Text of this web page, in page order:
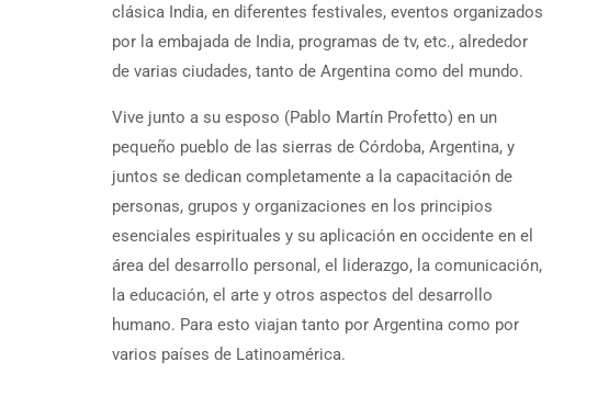
clásica India, en diferentes festivales, eventos organizados
por la embajada de India, programas de tv, etc., alrededor
de varias ciudades, tanto de Argentina como del mundo.
Vive junto a su esposo (Pablo Martín Profetto) en un
pequeño pueblo de las sierras de Córdoba, Argentina, y
juntos se dedican completamente a la capacitación de
personas, grupos y organizaciones en los principios
esenciales espirituales y su aplicación en occidente en el
área del desarrollo personal, el liderazgo, la comunicación,
la educación, el arte y otros aspectos del desarrollo
humano. Para esto viajan tanto por Argentina como por
varios países de Latinoamérica.